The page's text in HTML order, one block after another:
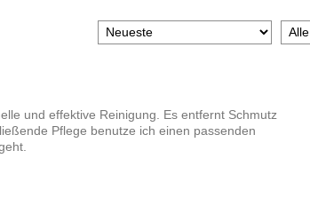
und effektive Reinigung. Es entfernt Schmutz
Pflege benutze ich einen passenden